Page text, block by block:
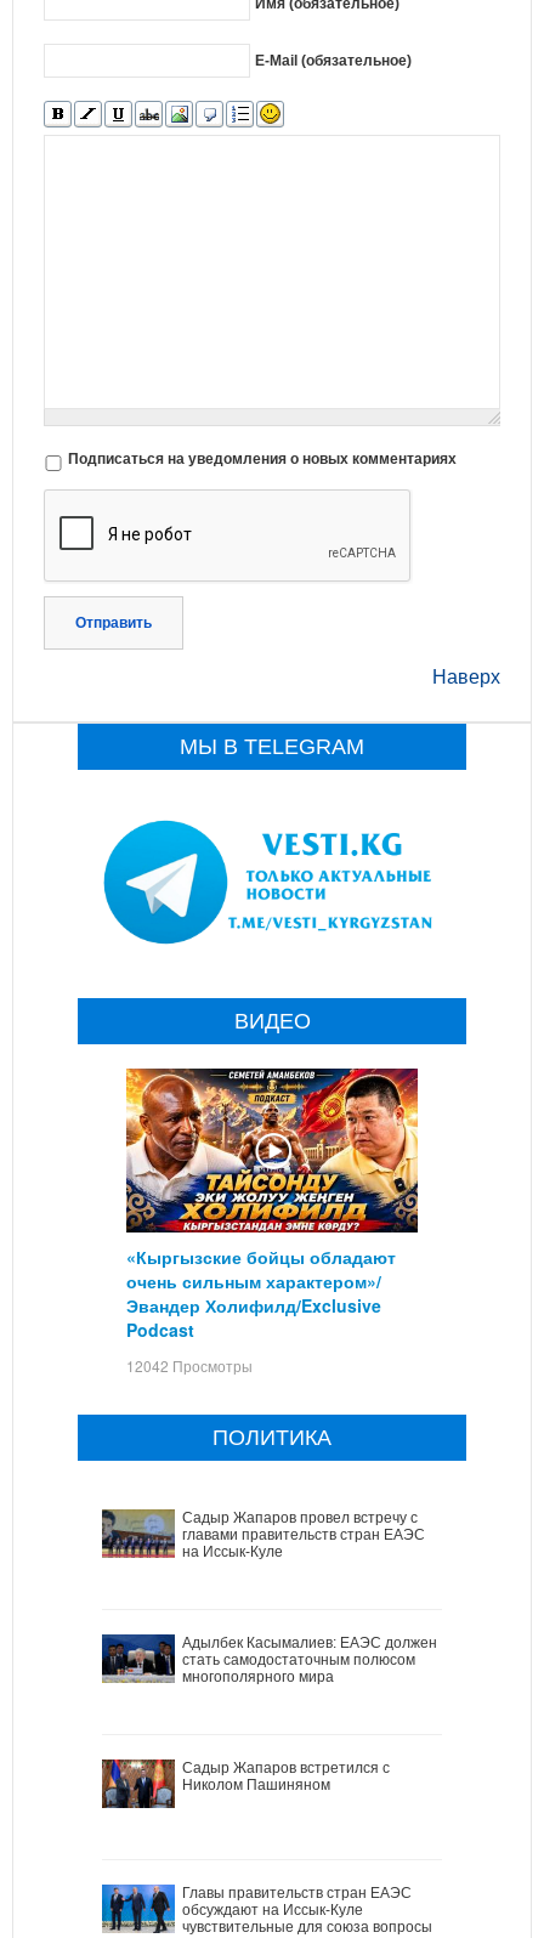
E-Mail (обязательное)
Подписаться на уведомления о новых комментариях
Отправить
Наверх
МЫ В TELEGRAM
ВИДЕО
«Кыргызские бойцы обладают
очень сильным характером»/
Эвандер Холифилд/Exclusive
Podcast
12042 Просмотры
ПОЛИТИКА
Садыр Жапаров провел встречу с
главами правительств стран ЕАЭС
на Иссык-Куле
Адылбек Касымалиев: ЕАЭС должен
стать самодостаточным полюсом
многополярного мира
Садыр Жапаров встретился с
Николом Пашиняном
Главы правительств стран ЕАЭС
обсуждают на Иссык-Куле
чувствительные для союза вопросы